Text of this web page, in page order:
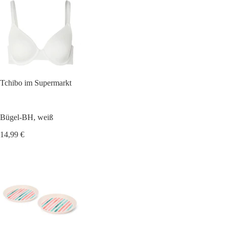
Tchibo im Supermarkt
Bügel-BH, weiß
14,99 €